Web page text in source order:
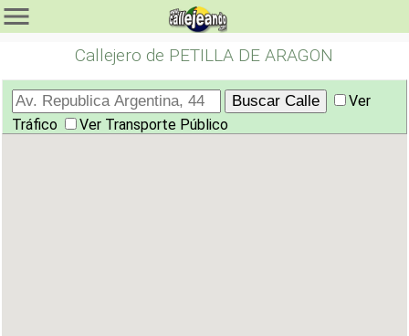
Callejero de PETILLA DE ARAGON
Ver
Tráfico
Ver Transporte Público